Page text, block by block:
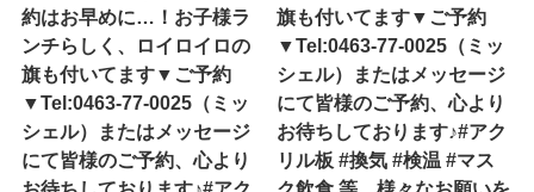
約はお早めに…！お子様ラ
ンチらしく、ロイロイロの
旗も付いてます▼ご予約
▼Tel:0463-77-0025（ミッ
シェル）またはメッセージ
にて皆様のご予約、心より
旗も付いてます▼ご予約
▼Tel:0463-77-0025（ミッ
シェル）またはメッセージ
にて皆様のご予約、心より
お待ちしております♪#アク
リル板 #換気 #検温 #マス